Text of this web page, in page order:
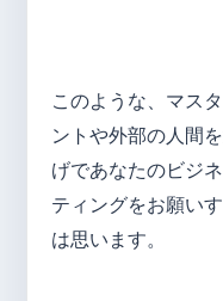
このような、マス
ントや外部の人間
げであなたのビジ
ティングをお願い
は思います。